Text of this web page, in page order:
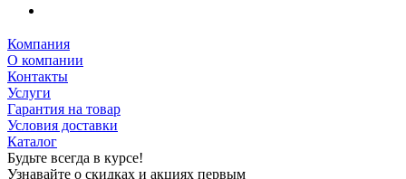
Компания
О компании
Контакты
Услуги
Гарантия на товар
Условия доставки
Каталог
Будьте всегда в курсе!
Узнавайте о скидках и акциях первым